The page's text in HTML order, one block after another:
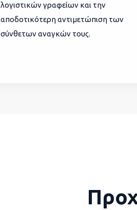
λογιστικών γραφείων και την
αποδοτικότερη αντιμετώπιση των
σύνθετων αναγκών τους.